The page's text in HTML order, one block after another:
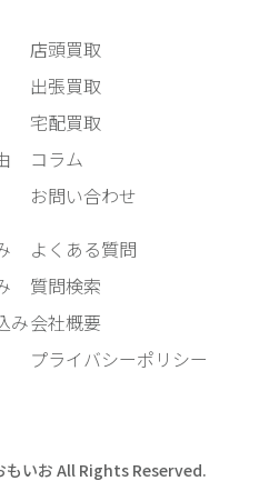
店頭買取
出張買取
宅配買取
コラム
お問い合わせ
み
よくある質問
質問検索
会社概要
プライバシーポリシー
もいお All Rights Reserved.